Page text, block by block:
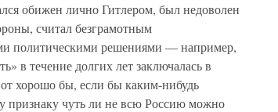
обижен лично Гитлером, был недоволен
считал безграмотным
политическими решениями — например,
в течение долгих лет заключалась в
хорошо бы, если бы каким-нибудь
признаку чуть ли не всю Россию можно